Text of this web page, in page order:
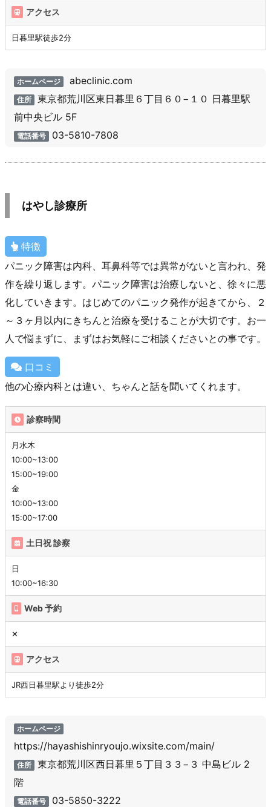
アクセス
日暮里駅徒歩2分
ホームページ abeclinic.com
住所 東京都荒川区東日暮里６丁目６０−１０ 日暮里駅
前中央ビル 5F
電話番号 03-5810-7808
はやし診療所
特徴
パニック障害は内科、耳鼻科等では異常がないと言われ、発
作を繰り返します。パニック障害は治療しないと、徐々に悪
化していきます。はじめてのパニック発作が起きてから、２
～３ヶ月以内にきちんと治療を受けることが大切です。お一
人で悩まずに、まずはお気軽にご相談くださいとの事です。
口コミ
他の心療内科とは違い、ちゃんと話を聞いてくれます。
診察時間
月水木
10:00~13:00
15:00~19:00
金
10:00~13:00
15:00~17:00
土日祝 診察
日
10:00~16:30
Web 予約
✕
アクセス
JR西日暮里駅より徒歩2分
ホームページ
https://hayashishinryoujo.wixsite.com/main/
住所 東京都荒川区西日暮里５丁目３３−３ 中島ビル 2
階
電話番号 03-5850-3222